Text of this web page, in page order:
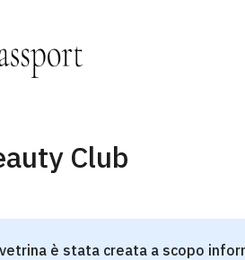
Club
è stata creata a scopo